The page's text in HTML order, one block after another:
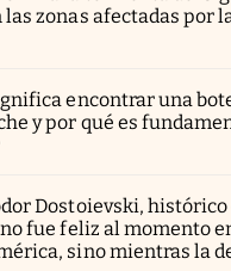
las zonas afectadas por
encontrar una
y por qué es
Dostoievski,
no fue feliz al momento
sino mientras la